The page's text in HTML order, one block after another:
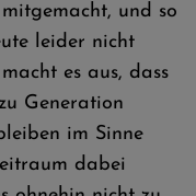
und so
leider nicht
es aus, dass
Generation
im Sinne
dabei